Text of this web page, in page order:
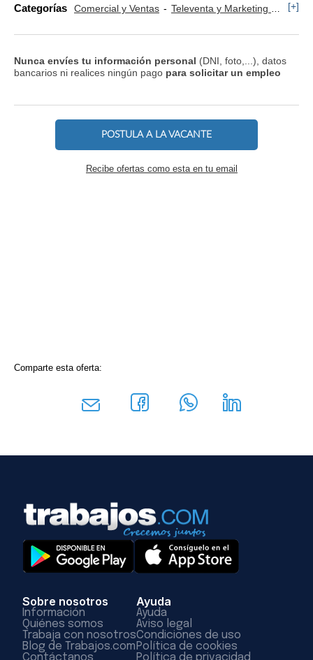
Categorías Comercial y Ventas Televenta y Marketing Telefónico [+]
Nunca envíes tu información personal (DNI, foto,...), datos
bancarios ni realices ningún pago para solicitar un empleo
POSTULA A LA VACANTE
Recibe ofertas como esta en tu email
Comparte esta oferta:
Sobre nosotros
Información
Quiénes somos
Trabaja con nosotros
Blog de Trabajos.com
Contáctanos
Ayuda
Ayuda
Aviso legal
Condiciones de uso
Política de cookies
Política de privacidad